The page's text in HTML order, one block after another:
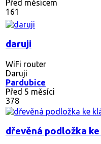
Před měsícem
161
daruji
WiFi router
Daruji
Pardubice
Před 5 měsíci
378
dřevěná podložka